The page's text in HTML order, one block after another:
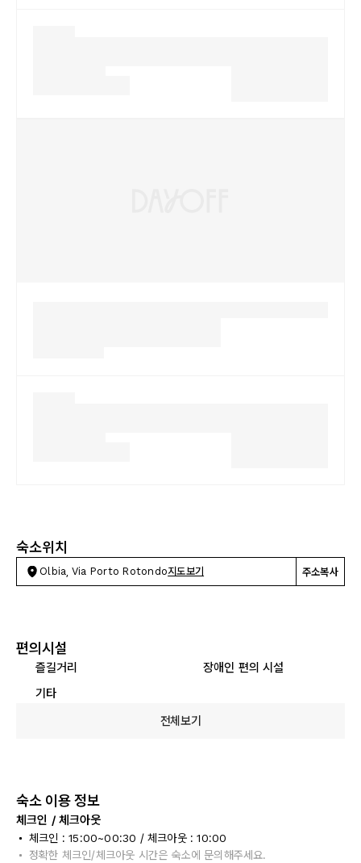
숙소위치
Olbia, Via Porto Rotondo지도보기 주소복사
편의시설
즐길거리
장애인 편의 시설
기타
전체보기
숙소 이용 정보
체크인 / 체크아웃
체크인 : 15:00~00:30 / 체크아웃 : 10:00
정확한 체크인/체크아웃 시간은 숙소에 문의해주세요.